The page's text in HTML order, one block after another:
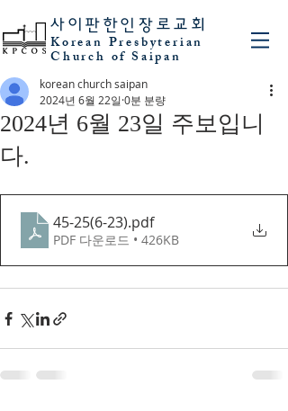
사이판 한인장로교회
Korean Presbyterian
Church of Saipan
2024년 6월 23일 주보입니
다.
korean church saipan
2024년 6월 22일 0분 분량
45-25(6-23).pdf
PDF 다운로드 • 426KB